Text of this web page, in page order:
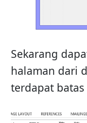
Sekarang
halaman dari
terdapat